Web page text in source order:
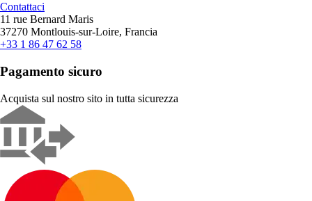
Contattaci
11 rue Bernard Maris
37270 Montlouis-sur-Loire, Francia
+33 1 86 47 62 58
Pagamento sicuro
Acquista sul nostro sito in tutta sicurezza